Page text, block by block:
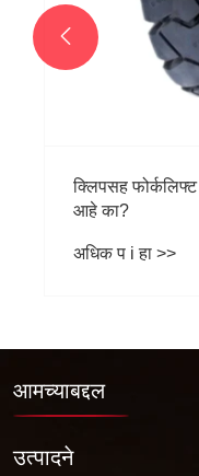

आमच्याबद्दल
उत्पादने